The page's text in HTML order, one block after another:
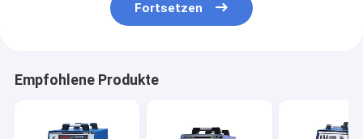
Fortsetzen
Empfohlene Produkte